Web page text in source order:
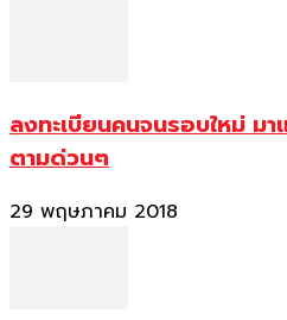
ลงทะเบียนคนจนรอบใหม่ ม
ตามด่วนๆ
29 พฤษภาคม 2018